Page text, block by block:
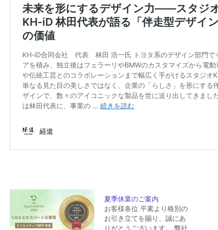
夏季休業のご案内
お客様各位 平素より格別の
お引き立てを賜り、誠にあ
りがとうございます。 弊社